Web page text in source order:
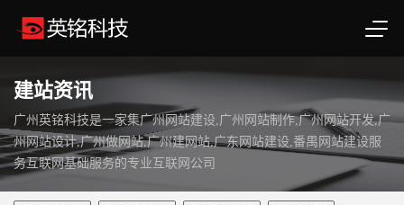
建站资讯
广州英铭科技是一家集广州网站建设,广州网站制作,广州网站开发,广
州网站设计,广州做网站,广州建网站,广东网站建设,番禺网站建设服
务互联网基础服务的专业互联网公司